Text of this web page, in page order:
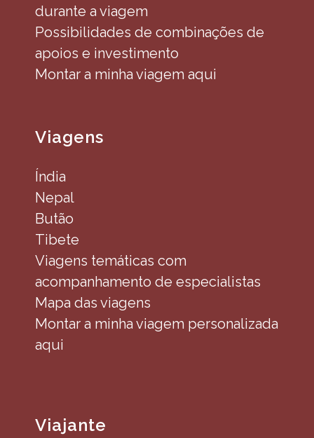
durante a viagem
Possibilidades de combinações de
apoios e investimento
Montar a minha viagem aqui
Viagens
Índia
Nepal
Butão
Tibete
Viagens temáticas com
acompanhamento de especialistas
Mapa das viagens
Montar a minha viagem personalizada
aqui
Viajante